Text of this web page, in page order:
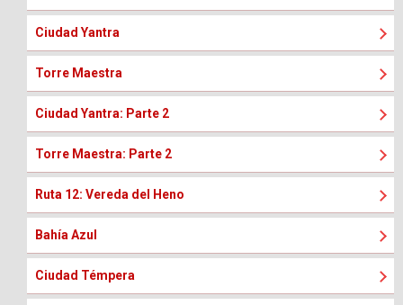
Ciudad Yantra
Torre Maestra
Ciudad Yantra: Parte 2
Torre Maestra: Parte 2
Ruta 12: Vereda del Heno
Bahía Azul
Ciudad Témpera